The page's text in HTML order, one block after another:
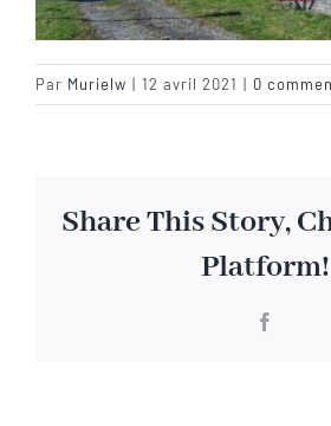
Visite virtuelle
Par Murielw | 12 avril 2021 | 0
Share This Story,
Platform!